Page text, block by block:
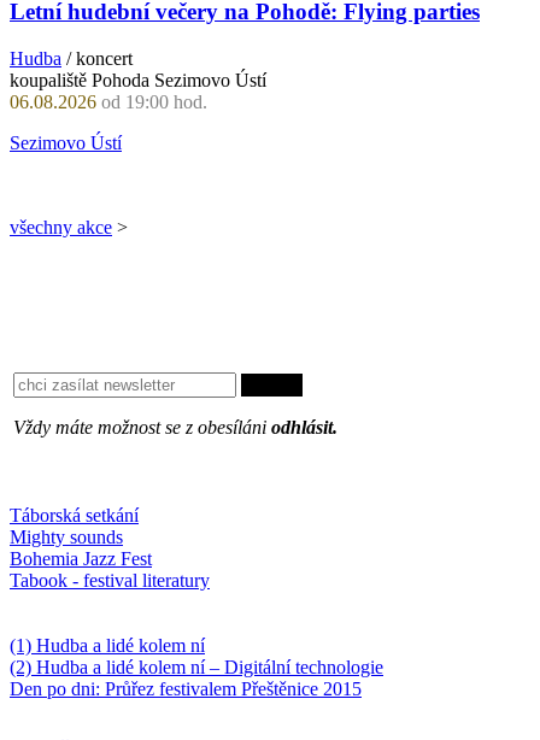
Letní hudební večery na Pohodě: Flying parties
Hudba / koncert
koupaliště Pohoda Sezimovo Ústí
06.08.2026 od 19:00 hod.
Sezimovo Ústí
všechny akce >
Vždy máte možnost se z obesíláni odhlásit.
Táborská setkání
Mighty sounds
Bohemia Jazz Fest
Tabook - festival literatury
(1) Hudba a lidé kolem ní
(2) Hudba a lidé kolem ní – Digitální technologie
Den po dni: Průřez festivalem Přeštěnice 2015